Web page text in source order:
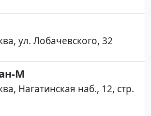
ул. Лобачевского, 32
М
Нагатинская наб., 12, стр.